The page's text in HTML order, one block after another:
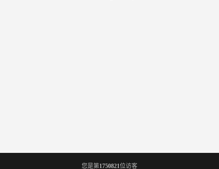
您是第1750821位访客